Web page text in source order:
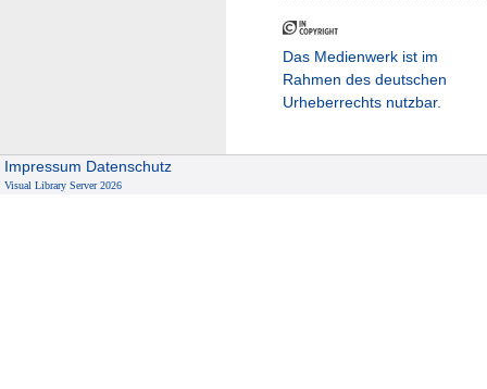
Das Medienwerk ist im
Rahmen des deutschen
Urheberrechts nutzbar.
Impressum Datenschutz
Visual Library Server 2026